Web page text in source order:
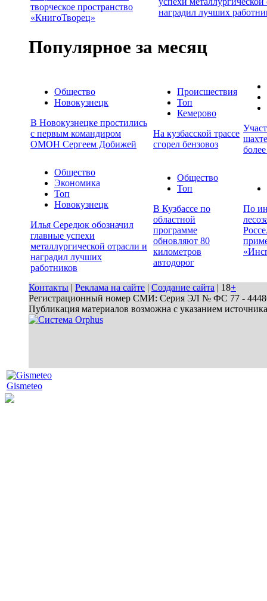
творческое пространство
«КнигоТворец»
наградил лучших
Популярное за месяц
Общество
Новокузнецк
В Новокузнецке простились
с первым командиром
ОМОН Сергеем Добижей
Происшествия
Топ
Кемерово
На кузбасской трассе
сгорел бензовоз
Общество
Экономика
Топ
Новокузнецк
Илья Середюк обозначил
главные успехи
металлургической отрасли и
наградил лучших
работников
Общество
Топ
В Кузбассе по
областной
программе
обновляют 80
километров
автодорог
По
Контакты | Реклама на сайте | Создание сайта | 18+
Регистрационный номер СМИ: Серия ЭЛ № ФС 77 - 44486
Публикация материалов возможна с указанием
Gismeteo